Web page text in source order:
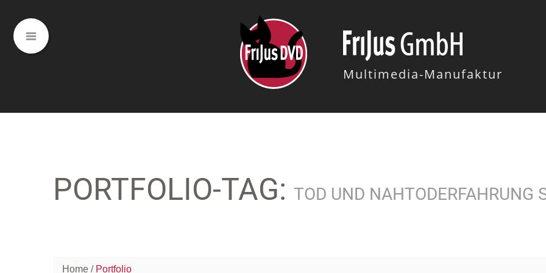
Multimedia-Manufaktur
PORTFOLIO-TAG: TOD UND NAHTODERFAHRUNG
Home Portfolio